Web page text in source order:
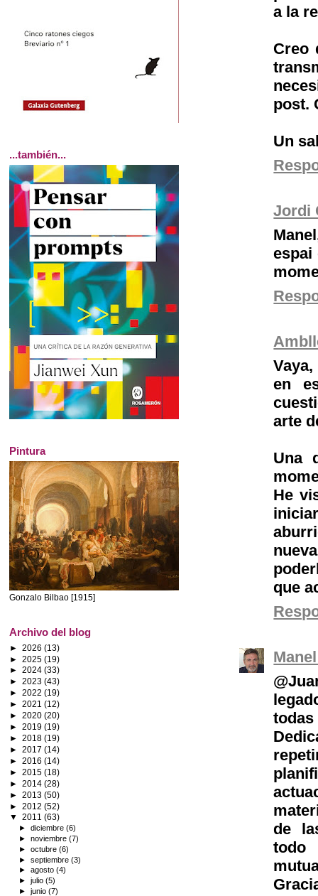
a la
Creo
post.
Un
Jordi
espai
en
arte
Una
He
que
de
todo
...también...
Pintura
Gonzalo Bilbao [1915]
Archivo del blog
► 2026 (13)
► 2025 (19)
► 2024 (33)
► 2023 (43)
► 2022 (19)
► 2021 (12)
► 2020 (20)
► 2019 (19)
► 2018 (19)
► 2017 (14)
► 2016 (14)
► 2015 (18)
► 2014 (28)
► 2013 (50)
► 2012 (52)
▼ 2011 (63)
►diciembre(6)
►noviembre(7)
►octubre(6)
►septiembre(3)
►agosto(4)
►julio(5)
►junio(7)